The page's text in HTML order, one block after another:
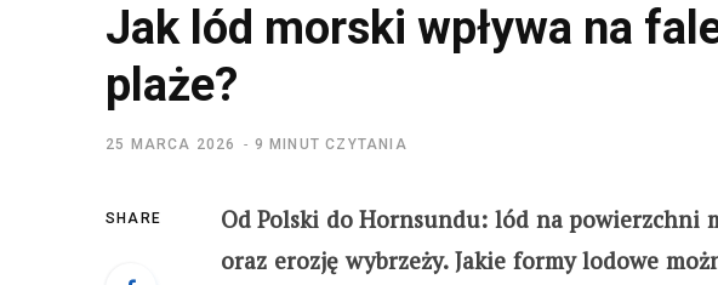
Jak lód morski wpływa na
plaże?
25 MARCA 2026 9 MINUT CZYTANIA
SHARE
Od Polski do Hornsundu: lód na powierzchni
oraz erozję wybrzeży. Jakie formy lodowe